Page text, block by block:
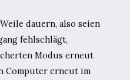
dauern, also seien
fehlschlägt,
Modus erneut
Computer erneut im